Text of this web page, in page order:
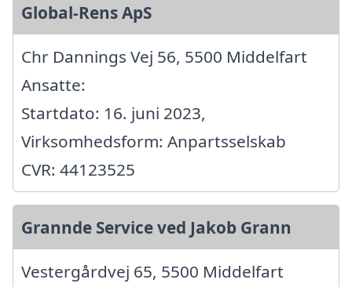
Global-Rens ApS
Chr Dannings Vej 56, 5500 Middelfart
Ansatte:
Startdato: 16. juni 2023,
Virksomhedsform: Anpartsselskab
CVR: 44123525
Grannde Service ved Jakob Grann
Vestergårdvej 65, 5500 Middelfart